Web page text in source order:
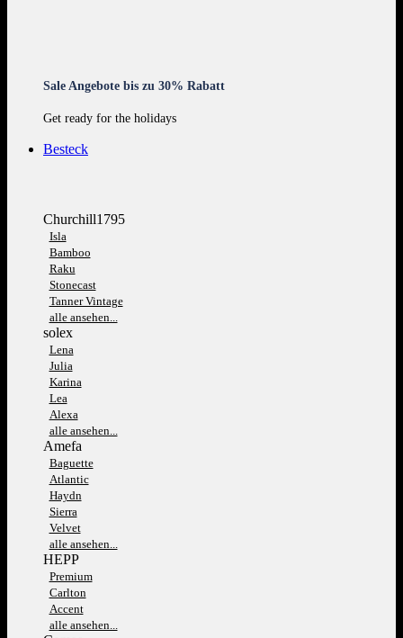
Sale Angebote bis zu 30% Rabatt
Get ready for the holidays
Besteck
Churchill1795
Isla
Bamboo
Raku
Stonecast
Tanner Vintage
alle ansehen...
solex
Lena
Julia
Karina
Lea
Alexa
alle ansehen...
Amefa
Baguette
Atlantic
Haydn
Sierra
Velvet
alle ansehen...
HEPP
Premium
Carlton
Accent
alle ansehen...